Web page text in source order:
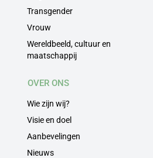
Transgender
Vrouw
Wereldbeeld, cultuur en
maatschappij
OVER ONS
Wie zijn wij?
Visie en doel
Aanbevelingen
Nieuws